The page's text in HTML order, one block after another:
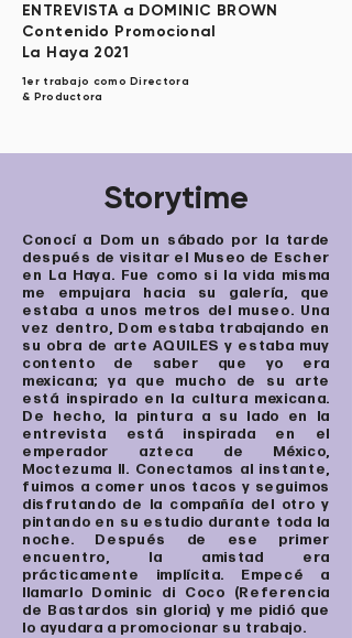
ENTREVISTA a DOMINIC BROWN
Contenido Promocional
La Haya 2021
1er trabajo como Directora
& Productora
Storytime
Conocí a Dom un sábado por la tarde
después de visitar el Museo de Escher
en La Haya. Fue como si la vida misma
me empujara hacia su galería, que
estaba a unos metros del museo. Una
vez dentro, Dom estaba trabajando en
su obra de arte AQUILES y estaba muy
contento de saber que yo era
mexicana; ya que mucho de su arte
está inspirado en la cultura mexicana.
De hecho, la pintura a su lado en la
entrevista está inspirada en el
emperador azteca de México,
Moctezuma II. Conectamos al instante,
fuimos a comer unos tacos y seguimos
disfrutando de la compañía del otro y
pintando en su estudio durante toda la
noche. Después de ese primer
encuentro, la amistad era
prácticamente implícita. Empecé a
llamarlo Dominic di Coco (Referencia
de Bastardos sin gloria) y me pidió que
lo ayudara a promocionar su trabajo.